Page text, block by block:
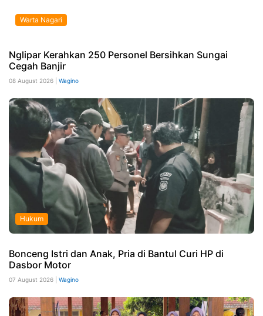
Warta Nagari
Nglipar Kerahkan 250 Personel Bersihkan Sungai
Cegah Banjir
08 August 2026 | Wagino
Hukum
Bonceng Istri dan Anak, Pria di Bantul Curi HP di
Dasbor Motor
07 August 2026 | Wagino